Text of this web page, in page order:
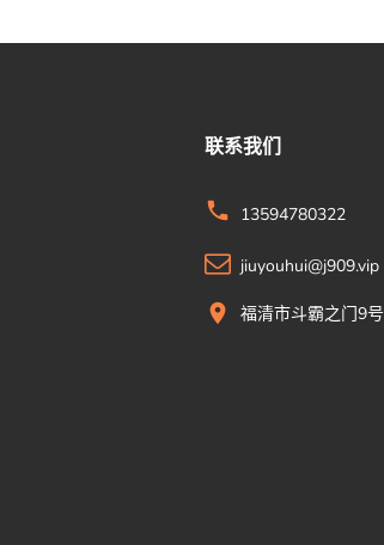
联系我们
13594780322
jiuyouhui@j909.vip
福清市斗霸之门9号